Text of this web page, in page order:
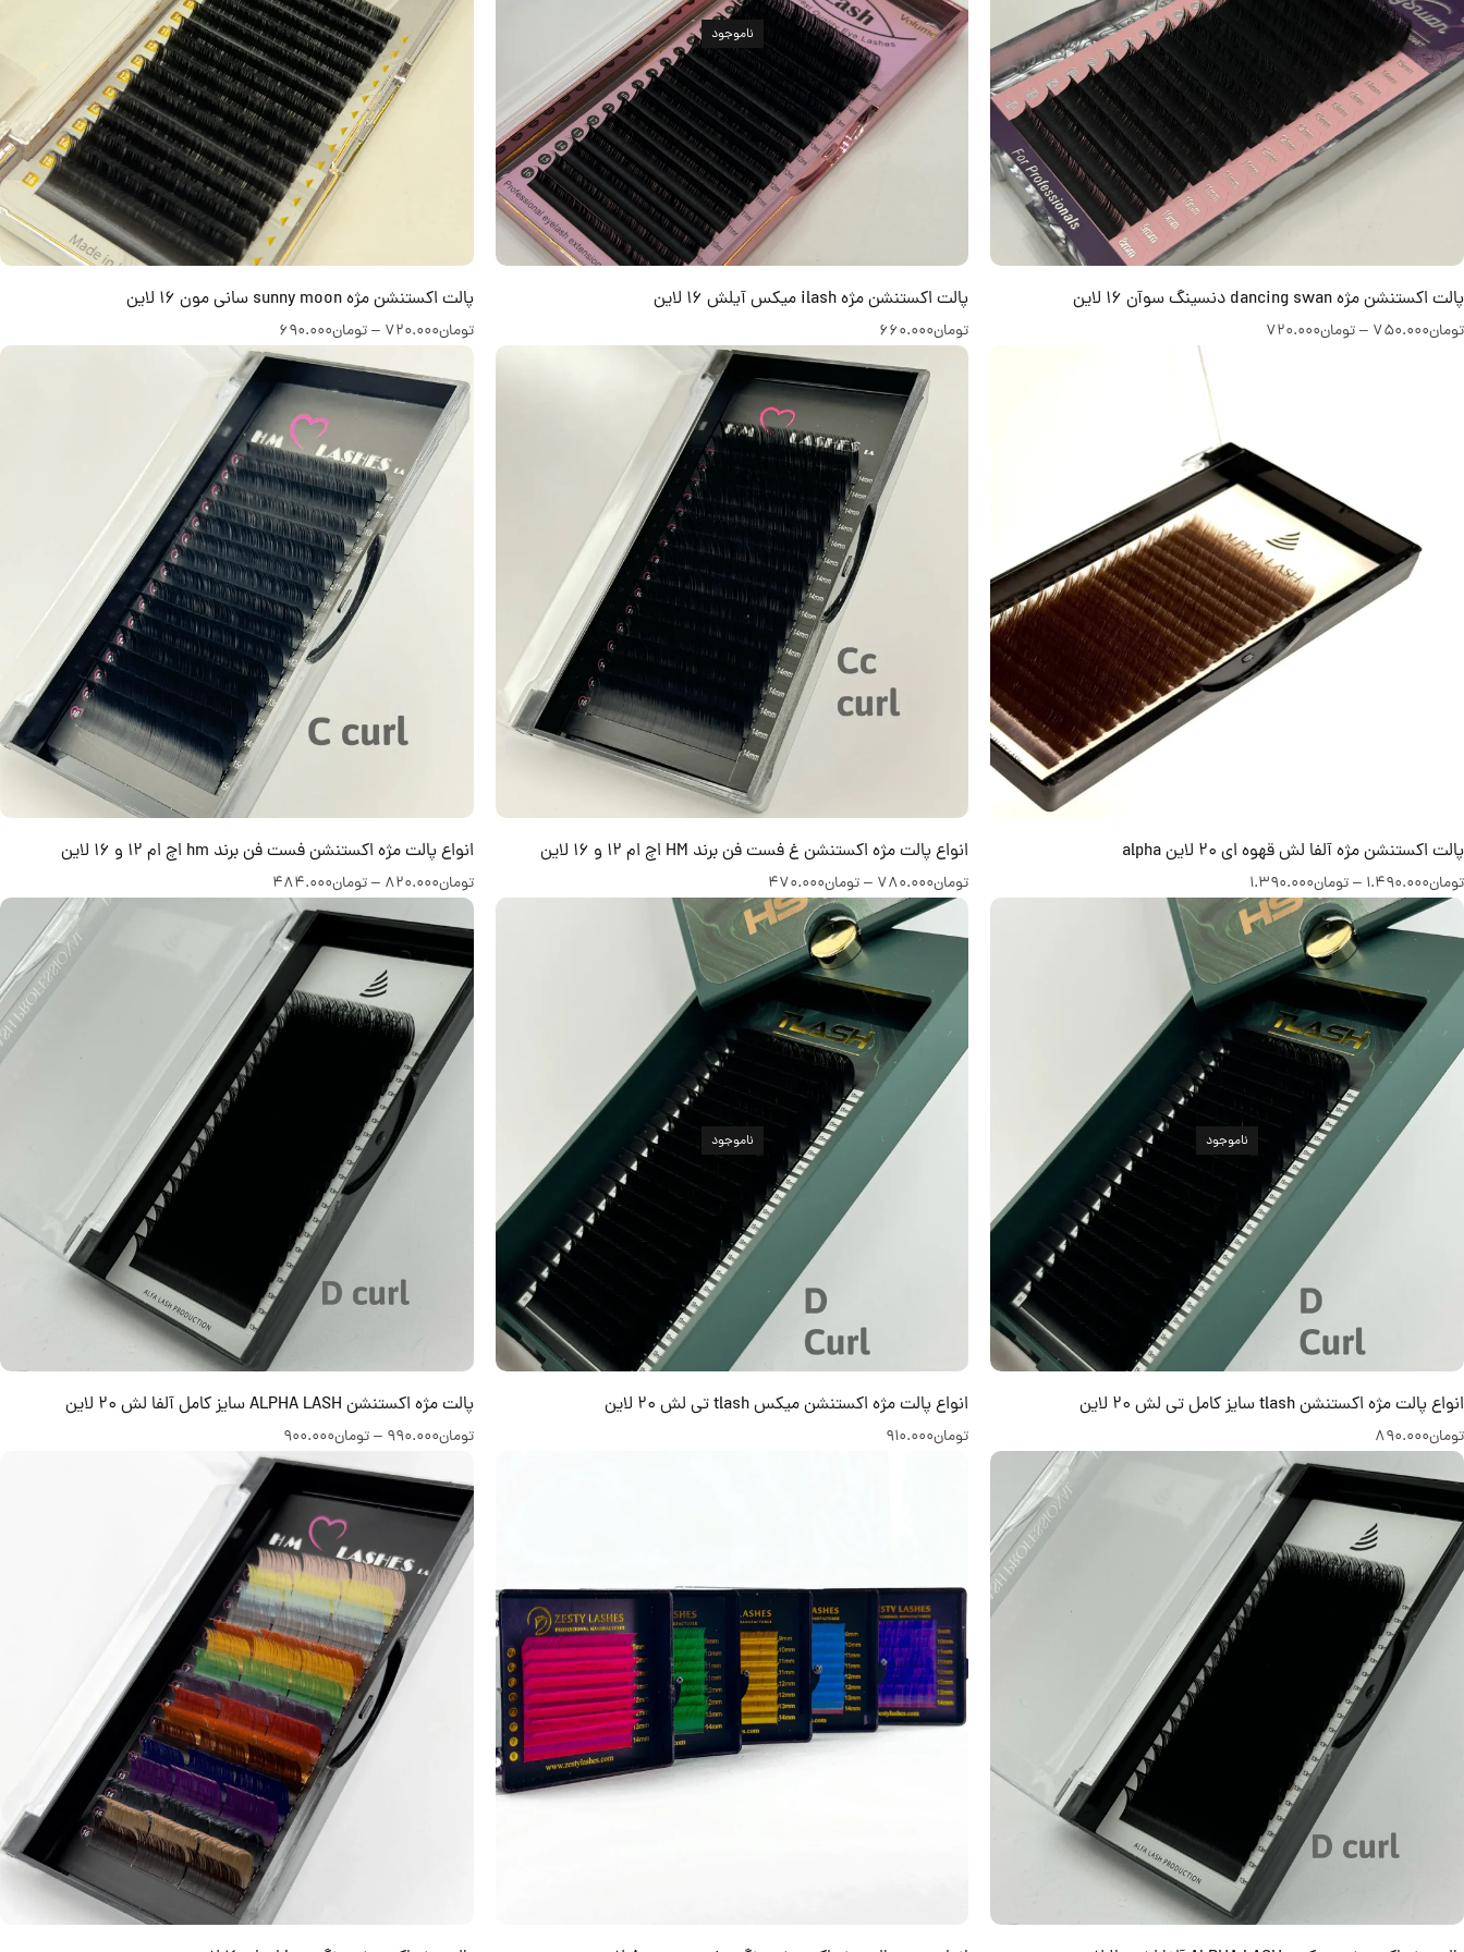
پالت اکستنشن مژه dancing swan دنسینگ سوآن 16 لاین
تومان750.000
–تومان720.000
ناموجود
پالت اکستنشن مژه ilash میکس آیلش 16 لاین
تومان660.000
پالت اکستنشن مژه sunny moon سانی مون 16 لاین
تومان720.000
– تومان690.000
پالت اکستنشن مژه آلفا لش قهوه ای 20 لاین alpha
تومان1.490.000
–تومان1.390.000
انواع پالت مژه اکستنشن غ فست فن برند HM اچ ام 12 و 16 لاین
تومان780.000
– تومان470.000
انواع پالت مژه اکستنشن فست فن برند hm اچ ام 12 و 16 لاین
تومان820.000
– تومان484.000
ناموجود
انواع پالت مژه اکستنشن tlash سایز کامل تی لش 20 لاین
تومان890.000
ناموجود
انواع پالت مژه اکستنشن میکس tlash تی لش 20 لاین
تومان910.000
پالت مژه اکستنشن ALPHA LASH سایز کامل آلفا لش 20 لاین
تومان990.000
– تومان900.000